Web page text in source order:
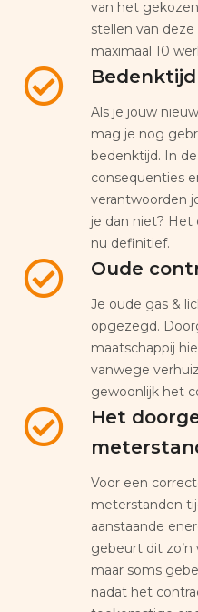
van het
stellen van
maximaal 10
Als je jouw
mag je nog
bedenktijd. In
consequenties
verantwoorden
je dan niet? Het
nu definitief.
Oude
Je oude gas &
opgezegd.
maatschappij
vanwege
gewoonlijk het
Het
Voor een
meterstanden
aanstaande
gebeurt dit
maar soms
nadat het